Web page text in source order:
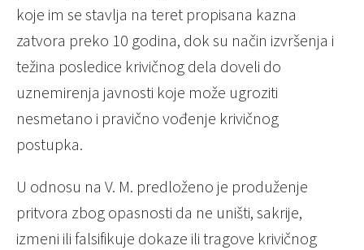
koje im se stavlja na teret propisana kazna
zatvora preko 10 godina, dok su način izvršenja i
težina posledice krivičnog dela doveli do
uznemirenja javnosti koje može ugroziti
nesmetano i pravično vođenje krivičnog
postupka.
U odnosu na V. M. predloženo je produženje
pritvora zbog opasnosti da ne uništi, sakrije,
izmeni ili falsifikuje dokaze ili tragove krivičnog